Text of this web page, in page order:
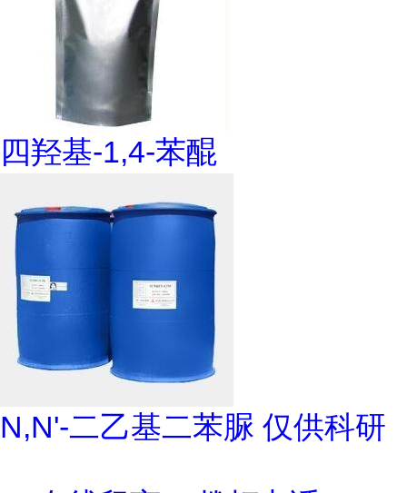
四羟基-1,4-苯醌
N,N'-二乙基二苯脲 仅供科研